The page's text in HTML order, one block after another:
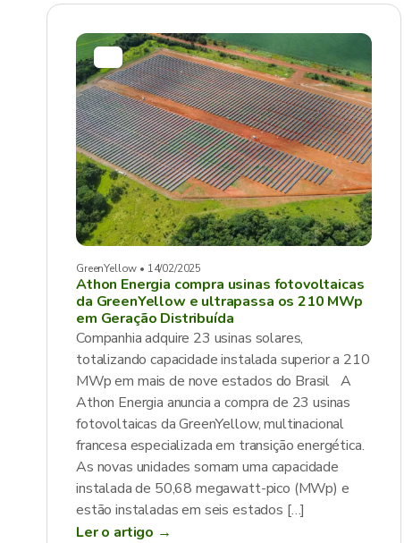
GreenYellow • 14/02/2025
Athon Energia compra usinas fotovoltaicas
da GreenYellow e ultrapassa os 210 MWp
em Geração Distribuída
Companhia adquire 23 usinas solares,
totalizando capacidade instalada superior a 210
MWp em mais de nove estados do Brasil A
Athon Energia anuncia a compra de 23 usinas
fotovoltaicas da GreenYellow, multinacional
francesa especializada em transição energética.
As novas unidades somam uma capacidade
instalada de 50,68 megawatt-pico (MWp) e
estão instaladas em seis estados […]
Ler o artigo →